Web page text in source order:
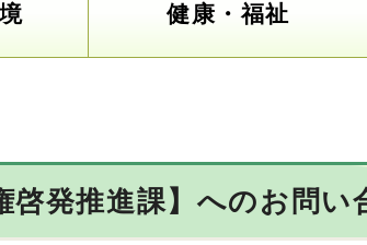
健康・福祉
啓発推進課】へのお問い